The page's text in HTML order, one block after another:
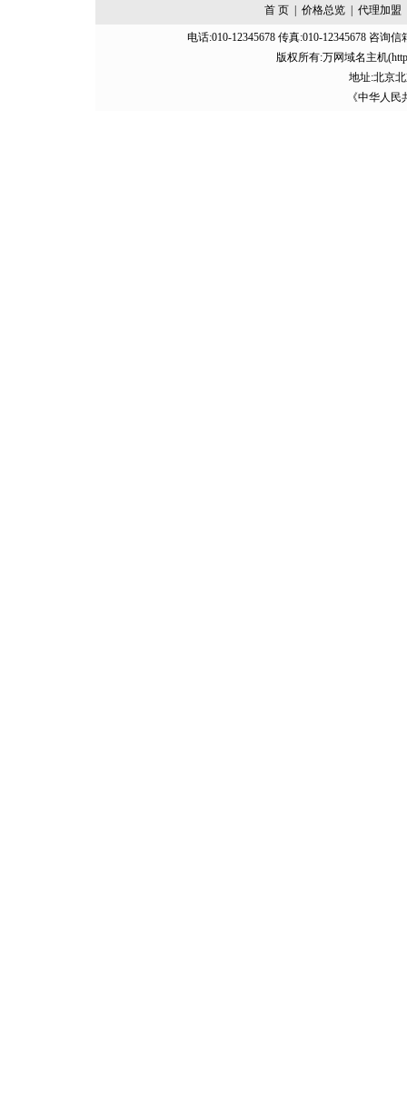
首 页| 价格总览| 代理加盟
电话:010-12345678 传真:010-12345678 咨询
版权所有:万网域名主机
地址:北京
《中华人